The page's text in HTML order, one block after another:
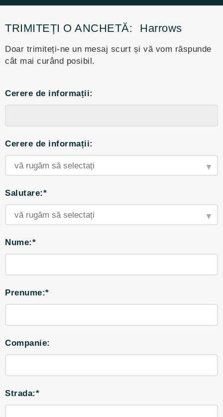
TRIMITEȚI O ANCHETĂ: Harrows
Doar trimiteți-ne un mesaj scurt și vă vom răspunde
cât mai curând posibil.
Cerere de informații:
Cerere de informații:
Salutare:*
Nume:*
Prenume:*
Companie:
Strada:*